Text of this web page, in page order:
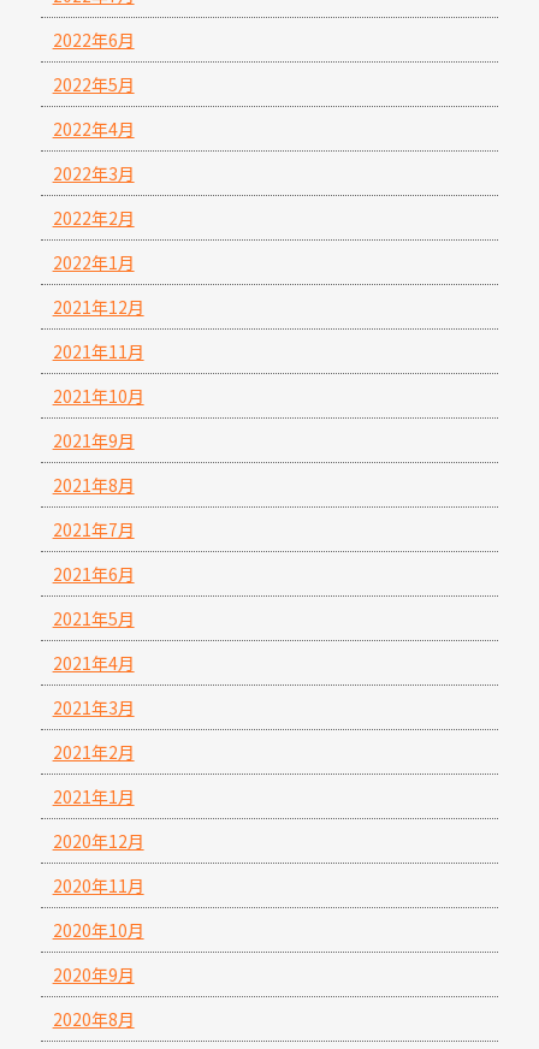
2022年6月
2022年5月
2022年4月
2022年3月
2022年2月
2022年1月
2021年12月
2021年11月
2021年10月
2021年9月
2021年8月
2021年7月
2021年6月
2021年5月
2021年4月
2021年3月
2021年2月
2021年1月
2020年12月
2020年11月
2020年10月
2020年9月
2020年8月